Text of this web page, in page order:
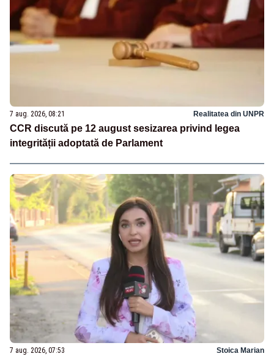
7 aug. 2026, 08:21 Realitatea din UNPR
CCR discută pe 12 august sesizarea privind legea
integrității adoptată de Parlament
7 aug. 2026, 07:53 Stoica Marian